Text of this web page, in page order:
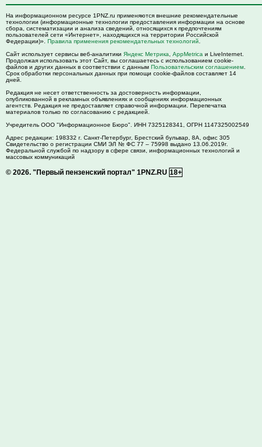
На информационном ресурсе 1PNZ.ru применяются внешние рекомендательные
технологии (информационные технологии предоставления информации на основе
сбора, систематизации и анализа сведений, относящихся к предпочтениям
пользователей сети «Интернет», находящихся на территории Российской
Федерации)». Правила применения рекомендательных технологий
Сайт использует сервисы веб-аналитики Яндекс Метрика AppMetrica и LiveInternet.
Продолжая использовать этот Сайт, вы соглашаетесь с использованием cookie-
файлов и других данных в соответствии с данным Пользовательским соглашением
Срок обработки персональных данных при помощи cookie-файлов составляет 14
дней.
Редакция не несет ответственность за достоверность информации,
опубликованной в рекламных объявлениях и сообщениях информационных
агентств. Редакция не предоставляет справочной информации. Перепечатка
материалов только по согласованию с редакцией.
Учредитель ООО "Информационное Бюро". ИНН 7325128341, ОГРН 1147325002549
Адрес редакции: 198332 г. Санкт-Петербург, Брестский бульвар, 8А, офис 305
Свидетельство о регистрации СМИ ЭЛ № ФС 77 – 75998 выдано 13.06.2019г.
Федеральной службой по надзору в сфере связи, информационных технологий и
массовых коммуникаций
© 2026. "Первый пензенский портал" 1PNZ.RU 18+